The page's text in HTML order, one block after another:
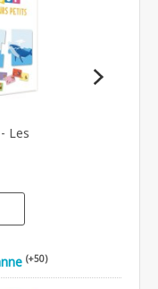
Les
(+50)